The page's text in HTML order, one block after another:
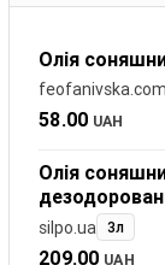
Олія
58.00 UAH
Олія
silpo.ua 3л
209.00 UAH